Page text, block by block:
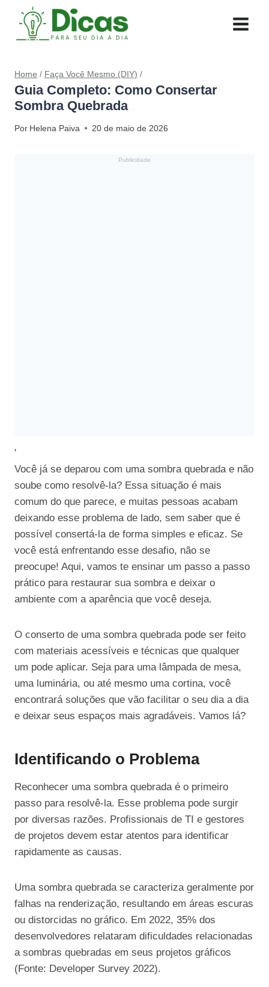
para
Home / Faça Você Mesmo (DIY) /
Guia Completo: Como Consertar
Sombra Quebrada
Por Helena Paiva 20 de maio de 2026
Publicidade
'
Você já se deparou com uma sombra quebrada e não
soube como resolvê-la? Essa situação é mais
comum do que parece, e muitas pessoas acabam
deixando esse problema de lado, sem saber que é
possível consertá-la de forma simples e eficaz. Se
você está enfrentando esse desafio, não se
preocupe! Aqui, vamos te ensinar um passo a passo
prático para restaurar sua sombra e deixar o
ambiente com a aparência que você deseja.
O conserto de uma sombra quebrada pode ser feito
com materiais acessíveis e técnicas que qualquer
um pode aplicar. Seja para uma lâmpada de mesa,
uma luminária, ou até mesmo uma cortina, você
encontrará soluções que vão facilitar o seu dia a dia
e deixar seus espaços mais agradáveis. Vamos lá?
Identificando o Problema
Reconhecer uma sombra quebrada é o primeiro
passo para resolvê-la. Esse problema pode surgir
por diversas razões. Profissionais de TI e gestores
de projetos devem estar atentos para identificar
rapidamente as causas.
Uma sombra quebrada se caracteriza geralmente por
falhas na renderização, resultando em áreas escuras
ou distorcidas no gráfico. Em 2022, 35% dos
desenvolvedores relataram dificuldades relacionadas
a sombras quebradas em seus projetos gráficos
(Fonte: Developer Survey 2022).